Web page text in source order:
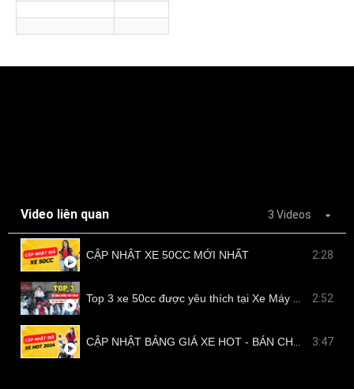
Video liên quan 3 Videos
CẬP NHẬT XE 50CC MỚI NHẤT 2:28
2:52
3:47